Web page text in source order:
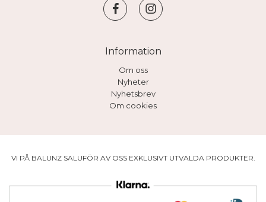
Information
Om oss
Nyheter
Nyhetsbrev
Om cookies
VI PÅ BALUNZ SALUFÖR AV OSS EXKLUSIVT UTVALDA PRODUKTER.